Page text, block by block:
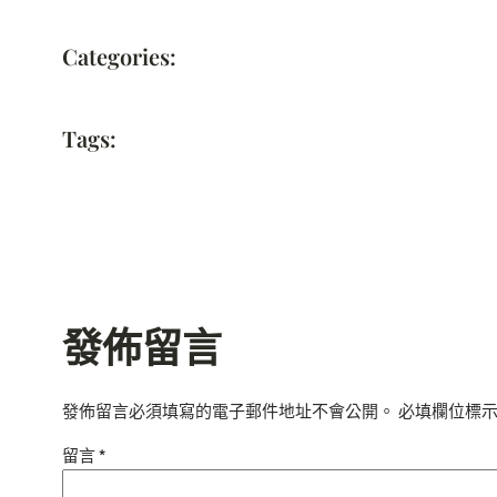
Categories:
Tags:
發佈留言
發佈留言必須填寫的電子郵件地址不會公開。 必填欄位標
留言*